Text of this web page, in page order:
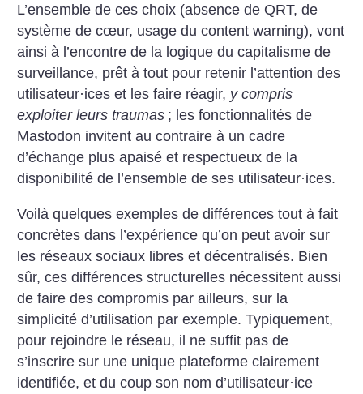
L’ensemble de ces choix (absence de QRT, de
système de cœur, usage du content warning), vont
ainsi à l’encontre de la logique du capitalisme de
surveillance, prêt à tout pour retenir l’attention des
utilisateur·ices et les faire réagir, y compris
exploiter leurs traumas ; les fonctionnalités de
Mastodon invitent au contraire à un cadre
d’échange plus apaisé et respectueux de la
disponibilité de l’ensemble de ses utilisateur·ices.
Voilà quelques exemples de différences tout à fait
concrètes dans l’expérience qu’on peut avoir sur
les réseaux sociaux libres et décentralisés. Bien
sûr, ces différences structurelles nécessitent aussi
de faire des compromis par ailleurs, sur la
simplicité d’utilisation par exemple. Typiquement,
pour rejoindre le réseau, il ne suffit pas de
s’inscrire sur une unique plateforme clairement
identifiée, et du coup son nom d’utilisateur·ice